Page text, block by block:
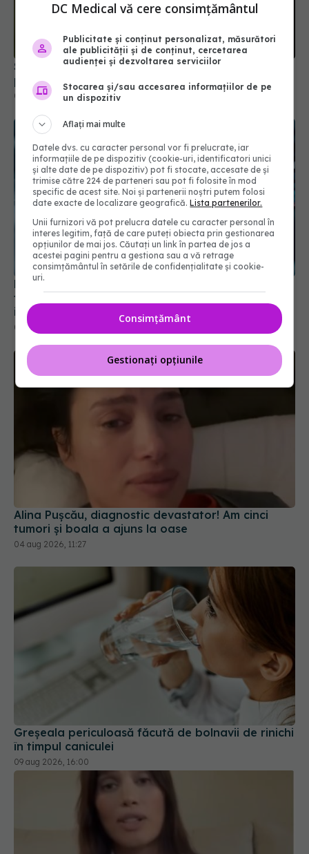
Statul acordă un sprijin de 15.000 de lei. Cine
poate depune cererea din 17 august
04 aug 2026, 21:01
Pacienții ar putea avea acces mai rapid la
tratamente. UNIFARM anunță un parteneriat
important
04 aug 2026, 12:30
Alina Pușcău, diagnostic devastator! Am cinci
tumori și boala a ajuns la oase
04 aug 2026, 11:27
Greșeala periculoasă făcută de bolnavii de rinichi
în timpul caniculei
09 aug 2026, 16:00
DC Medical vă cere consimțământul
Publicitate și conținut personalizat, măsurători
ale publicității și de conținut, cercetarea
audienței și dezvoltarea serviciilor
Stocarea și/sau accesarea informațiilor de pe
un dispozitiv
Aflați mai multe
Datele dvs. cu caracter personal vor fi prelucrate, iar
informațiile de pe dispozitiv (cookie-uri, identificatori unici
și alte date de pe dispozitiv) pot fi stocate, accesate de și
trimise către 224 de parteneri sau pot fi folosite în mod
specific de acest site. Noi și partenerii noștri putem folosi
date exacte de localizare geografică.Lista partenerilor.
Unii furnizori vă pot prelucra datele cu caracter personal în
interes legitim, față de care puteți obiecta prin gestionarea
opțiunilor de mai jos. Căutați un link în partea de jos a
acestei pagini pentru a gestiona sau a vă retrage
consimțământul în setările de confidențialitate și cookie-
uri.
Consimțământ
Gestionați opțiunile